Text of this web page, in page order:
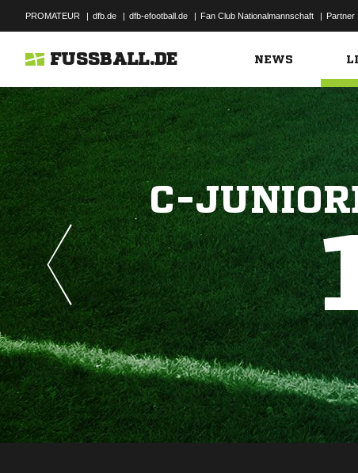
PROMATEUR | dfb.de | dfb-efootball.de | Fan Club Nationalmannschaft | Partner
FUSSBALL.DE NEWS
C-